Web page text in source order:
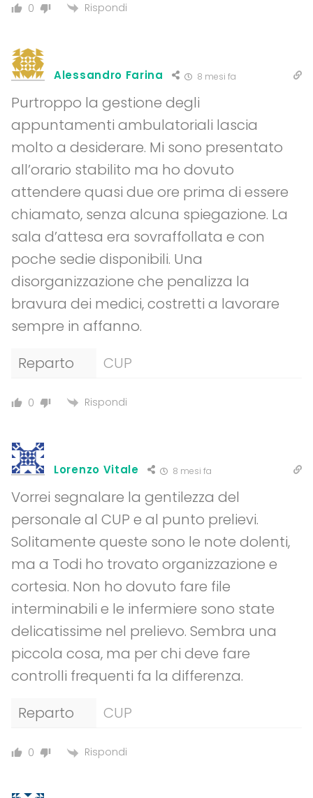
0 Rispondi
Alessandro Farina 8 mesi fa
Purtroppo la gestione degli
appuntamenti ambulatoriali lascia
molto a desiderare. Mi sono presentato
all’orario stabilito ma ho dovuto
attendere quasi due ore prima di essere
chiamato, senza alcuna spiegazione. La
sala d’attesa era sovraffollata e con
poche sedie disponibili. Una
disorganizzazione che penalizza la
bravura dei medici, costretti a lavorare
sempre in affanno.
Reparto
CUP
0 Rispondi
Lorenzo Vitale 8 mesi fa
Vorrei segnalare la gentilezza del
personale al CUP e al punto prelievi.
Solitamente queste sono le note dolenti,
ma a Todi ho trovato organizzazione e
cortesia. Non ho dovuto fare file
interminabili e le infermiere sono state
delicatissime nel prelievo. Sembra una
piccola cosa, ma per chi deve fare
controlli frequenti fa la differenza.
Reparto
CUP
0 Rispondi